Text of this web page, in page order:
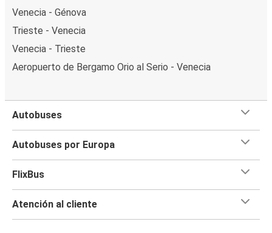
Venecia - Génova
Trieste - Venecia
Venecia - Trieste
Aeropuerto de Bergamo Orio al Serio - Venecia
Autobuses
Autobuses por Europa
FlixBus
Atención al cliente